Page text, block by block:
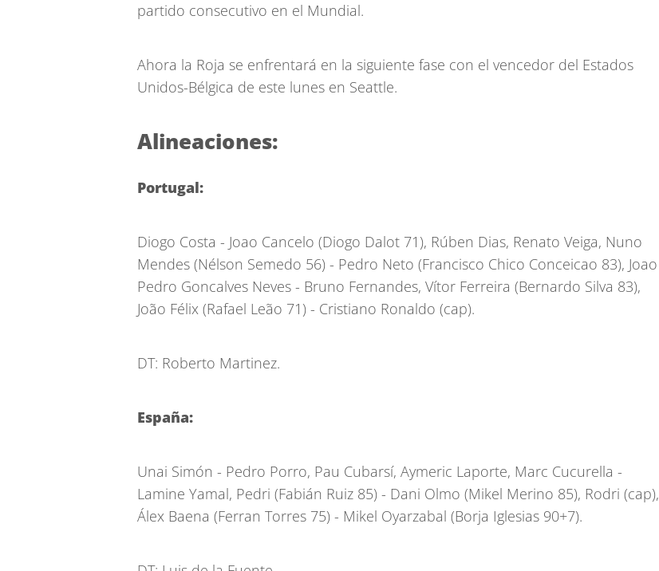
partido consecutivo en el Mundial.
Ahora la Roja se enfrentará en la siguiente fase con el vencedor del Estados
Unidos-Bélgica de este lunes en Seattle.
Alineaciones:
Portugal:
Diogo Costa - Joao Cancelo (Diogo Dalot 71), Rúben Dias, Renato Veiga, Nuno
Mendes (Nélson Semedo 56) - Pedro Neto (Francisco Chico Conceicao 83), Joao
Pedro Goncalves Neves - Bruno Fernandes, Vítor Ferreira (Bernardo Silva 83),
João Félix (Rafael Leão 71) - Cristiano Ronaldo (cap).
DT: Roberto Martinez.
España:
Unai Simón - Pedro Porro, Pau Cubarsí, Aymeric Laporte, Marc Cucurella -
Lamine Yamal, Pedri (Fabián Ruiz 85) - Dani Olmo (Mikel Merino 85), Rodri (cap),
Álex Baena (Ferran Torres 75) - Mikel Oyarzabal (Borja Iglesias 90+7).